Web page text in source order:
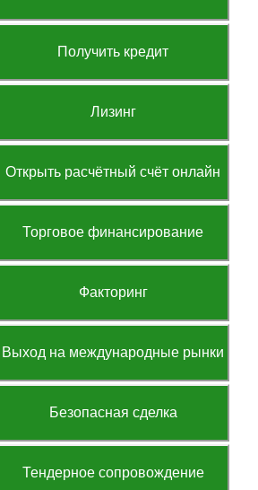
Получить кредит
Лизинг
Открыть расчётный счёт онлайн
Торговое финансирование
Факторинг
Выход на международные рынки
Безопасная сделка
Тендерное сопровождение